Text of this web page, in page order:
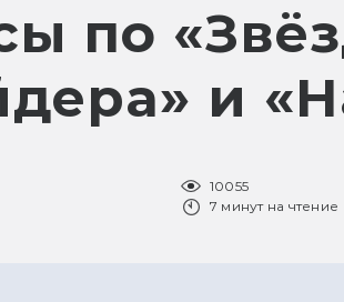
по
и
10055
7 минут на чтение